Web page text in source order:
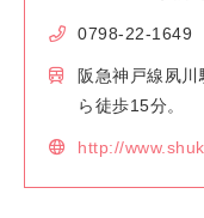
0798-22-1649
阪急神戸線夙
ら徒歩15分。
http://